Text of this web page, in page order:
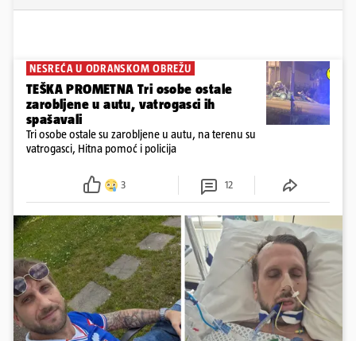
NESREĆA U ODRANSKOM OBREŽU
TEŠKA PROMETNA Tri osobe ostale
zarobljene u autu, vatrogasci ih
spašavali
Tri osobe ostale su zarobljene u autu, na terenu su
vatrogasci, Hitna pomoć i policija
3 12